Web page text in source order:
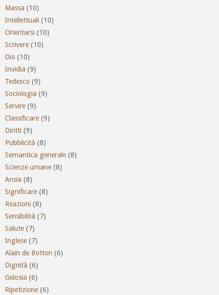
Massa (10)
Intellettuali (10)
Orientarsi (10)
Scrivere (10)
Dio (10)
Invidia (9)
Tedesco (9)
Sociologia (9)
Servire (9)
Classificare (9)
Diritti (9)
Pubblicità (8)
Semantica generale (8)
Scienze umane (8)
Ansia (8)
Significare (8)
Reazioni (8)
Sensibilità (7)
Salute (7)
Inglese (7)
Alain de Botton (6)
Dignità (6)
Gelosia (6)
Ripetizione (6)